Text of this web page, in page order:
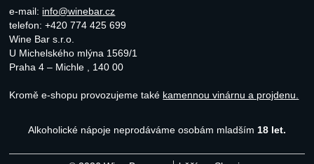
e-mail: info@winebar.cz
telefon: +420 774 425 699
Wine Bar s.r.o.
U Michelského mlýna 1569/1
Praha 4 – Michle
140 00
Kromě e-shopu provozujeme také kamennou vinárnu a projdenu.
Alkoholické nápoje neprodáváme osobám mladším 18 let.